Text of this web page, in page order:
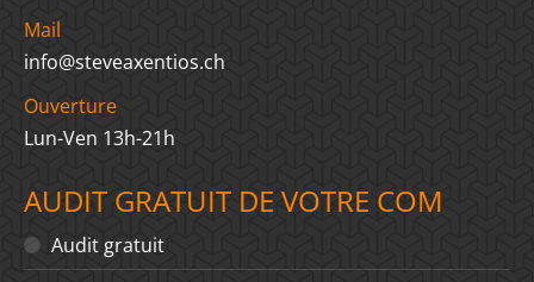
Mail
info@steveaxentios.ch
Ouverture
Lun-Ven 13h-21h
AUDIT GRATUIT DE VOTRE COM
Audit gratuit